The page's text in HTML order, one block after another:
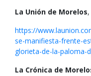
La Unión de Morelos
https://
se-manifiesta-frente-
glorieta-de-la-paloma-
La Crónica de